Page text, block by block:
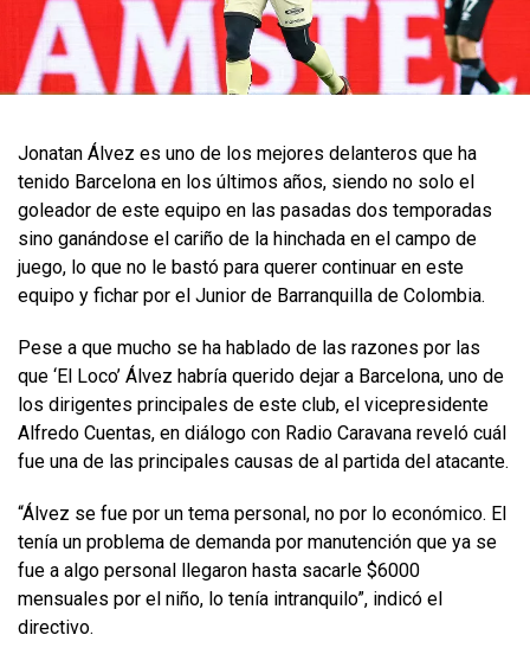
Jonatan Álvez es uno de los mejores delanteros que ha
tenido Barcelona en los últimos años, siendo no solo el
goleador de este equipo en las pasadas dos temporadas
sino ganándose el cariño de la hinchada en el campo de
juego, lo que no le bastó para querer continuar en este
equipo y fichar por el Junior de Barranquilla de Colombia.
Pese a que mucho se ha hablado de las razones por las
que ‘El Loco’ Álvez habría querido dejar a Barcelona, uno de
los dirigentes principales de este club, el vicepresidente
Alfredo Cuentas, en diálogo con Radio Caravana reveló cuál
fue una de las principales causas de al partida del atacante.​
“Álvez se fue por un tema personal, no por lo económico. El
tenía un problema de demanda por manutención que ya se
fue a algo personal llegaron hasta sacarle $6000
mensuales por el niño, lo tenía intranquilo”, indicó el
directivo.